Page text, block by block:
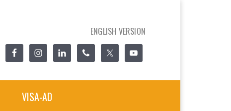
ENGLISH VERSION
VISA-AD